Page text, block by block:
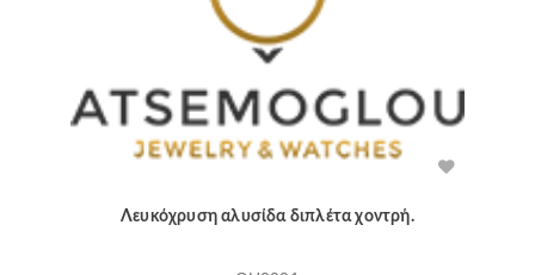
Λευκόχρυση αλυσίδα διπλέτα χοντρή.